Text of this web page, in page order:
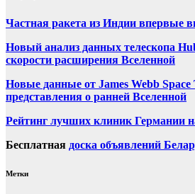
Частная ракета из Индии впервые
Новый анализ данных телескопа
скорости расширения Вселенной
Новые данные от James Webb Space
представления о ранней Вселенной
Рейтинг лучших клиник Германии
Бесплатная доска объявлений
Метки